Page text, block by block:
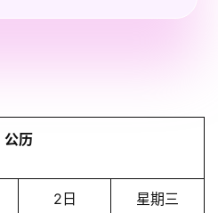
公历
2日 星期三